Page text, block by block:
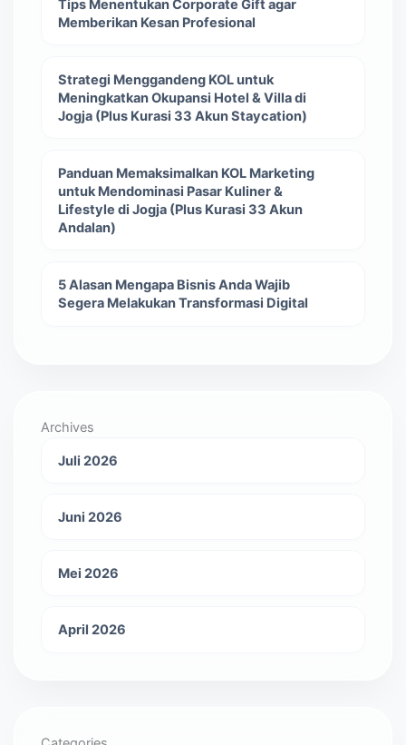
Tips Menentukan Corporate Gift agar
Memberikan Kesan Profesional
Strategi Menggandeng KOL untuk
Meningkatkan Okupansi Hotel & Villa di
Jogja (Plus Kurasi 33 Akun Staycation)
Panduan Memaksimalkan KOL Marketing
untuk Mendominasi Pasar Kuliner &
Lifestyle di Jogja (Plus Kurasi 33 Akun
Andalan)
5 Alasan Mengapa Bisnis Anda Wajib
Segera Melakukan Transformasi Digital
Archives
Juli 2026
Juni 2026
Mei 2026
April 2026